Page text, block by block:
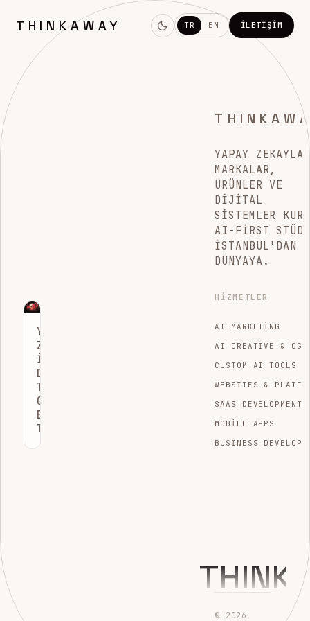
THINKAWAY TR EN İLETIŞIM
YAPAY
ZEKA
ILE
DOLANDIRICILIK
TESPITI:
GÜVENLI
E-
TICARET
YAPAY ZEKAYLA
MARKALAR,
ÜRÜNLER VE
DIJITAL
SISTEMLER
AI-FIRST
İSTANBUL'DAN
DÜNYAYA.
HIZMETLER
AI MARKETING
AI CREATIVE & CGI
CUSTOM AI TOOLS
WEBSITES &
SAAS DEVELOPMENT
MOBILE APPS
BUSINESS
© 2026